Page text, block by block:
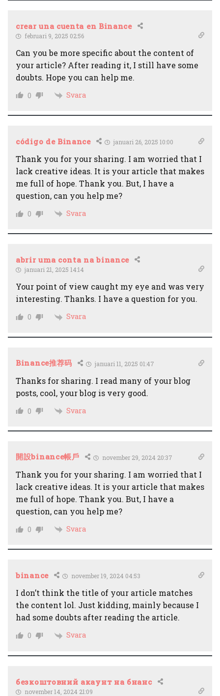
crear una cuenta en Binance
februari 9, 2025 02:56
Can you be more specific about the content of
your article? After reading it, I still have some
doubts. Hope you can help me.
0 Svara
código de Binance januari 26, 2025 10:00
Thank you for your sharing. I am worried that I
lack creative ideas. It is your article that makes
me full of hope. Thank you. But, I have a
question, can you help me?
0 Svara
abrir uma conta na binance
januari 21, 2025 14:14
Your point of view caught my eye and was very
interesting. Thanks. I have a question for you.
0 Svara
Binance推荐码 januari 11, 2025 01:47
Thanks for sharing. I read many of your blog
posts, cool, your blog is very good.
0 Svara
開設binance帳戶 november 29, 2024 20:37
Thank you for your sharing. I am worried that I
lack creative ideas. It is your article that makes
me full of hope. Thank you. But, I have a
question, can you help me?
0 Svara
binance november 19, 2024 04:53
I don’t think the title of your article matches
the content lol. Just kidding, mainly because I
had some doubts after reading the article.
0 Svara
безкоштовний акаунт на бнанс
november 14, 2024 21:09